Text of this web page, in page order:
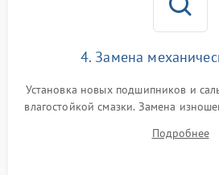
4. Замена
Установка новых подшипников и
влагостойкой смазки. Замена
или поврежденнойПодробнее